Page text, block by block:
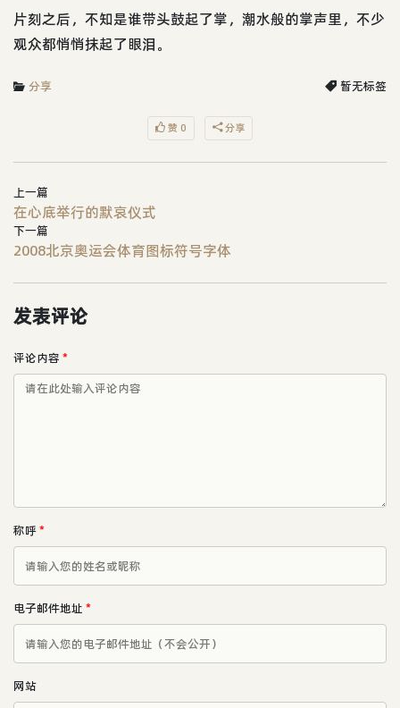
片刻之后，不知是谁带头鼓起了掌，潮水般的掌声里，不少
观众都悄悄抹起了眼泪。
分享 暂无标签
赞 0 分享
上一篇
在心底举行的默哀仪式
下一篇
2008北京奥运会体育图标符号字体
发表评论
评论内容 *
称呼*
电子邮件地址 *
网站